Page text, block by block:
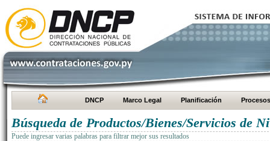
DNCP Marco Legal Planificación Procesos
Búsqueda de Productos/Bienes/Servicios de
Puede ingresar varias palabras para filtrar mejor sus resultados